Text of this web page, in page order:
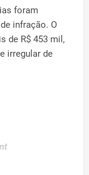
foram
infração. O
de R$ 453 mil,
irregular de